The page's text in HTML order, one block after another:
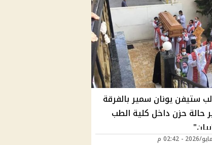
ستيفن يونان سمير بالفرقة
حالة حزن داخل كلية الطب